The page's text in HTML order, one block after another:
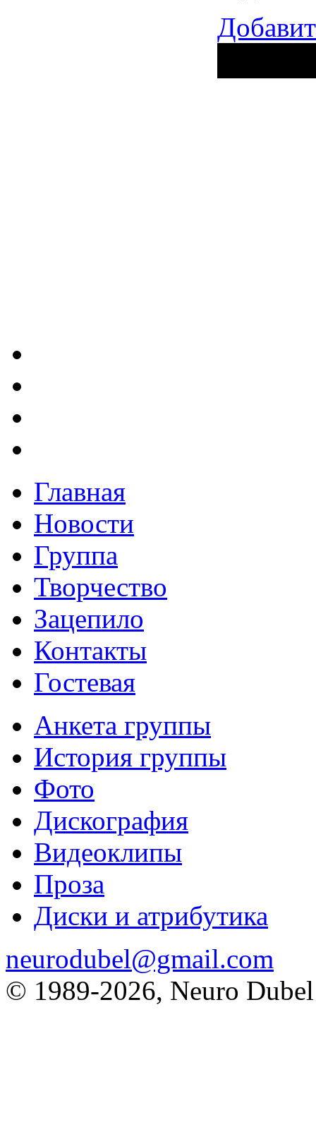
Главная
Новости
Группа
Творчество
Зацепило
Контакты
Гостевая
Анкета группы
История группы
Фото
Дискография
Видеоклипы
Проза
Диски и атрибутика
neurodubel@gmail.com
© 1989-2026, Neuro Dubel